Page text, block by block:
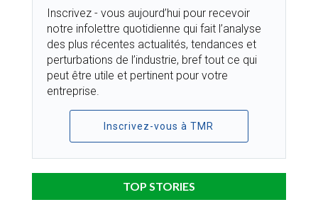
Inscrivez - vous aujourd’hui pour recevoir
notre infolettre quotidienne qui fait l’analyse
des plus récentes actualités, tendances et
perturbations de l’industrie, bref tout ce qui
peut être utile et pertinent pour votre
entreprise.
Inscrivez-vous à TMR
TOP STORIES